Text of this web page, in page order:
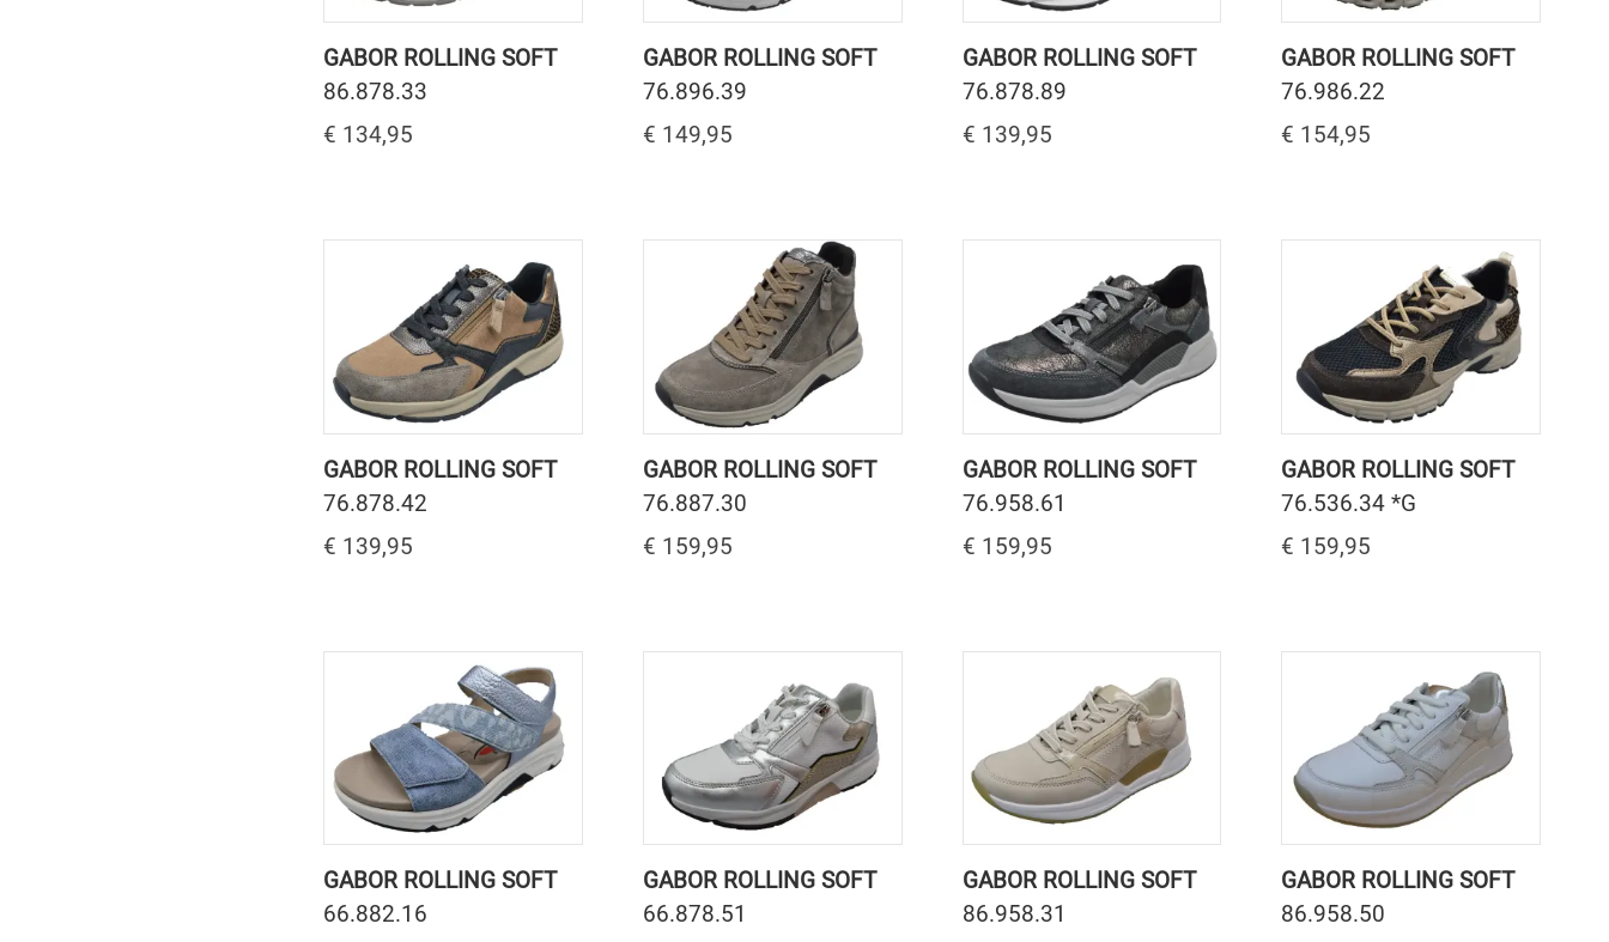
GABOR ROLLING SOFT
86.878.33
€ 134,95
GABOR ROLLING SOFT
76.896.39
€ 149,95
GABOR ROLLING SOFT
76.878.89
€ 139,95
GABOR ROLLING SOFT
76.986.22
€ 154,95
GABOR ROLLING SOFT
76.878.42
€ 139,95
GABOR ROLLING SOFT
76.887.30
€ 159,95
GABOR ROLLING SOFT
76.958.61
€ 159,95
GABOR ROLLING SOFT
76.536.34 *G
€ 159,95
GABOR ROLLING SOFT
66.882.16
GABOR ROLLING SOFT
66.878.51
GABOR ROLLING SOFT
86.958.31
GABOR ROLLING SOFT
86.958.50